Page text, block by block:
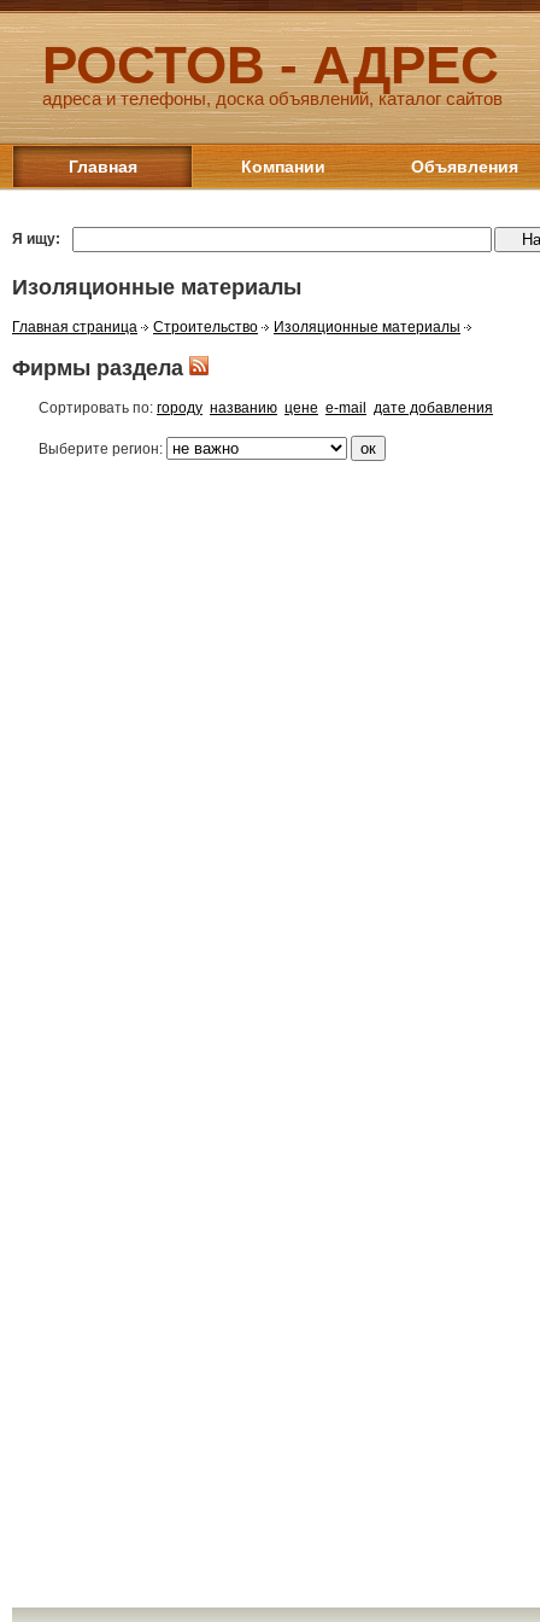
РОСТОВ - АДРЕС
адреса и телефоны, доска объявлений, каталог сайтов
Главная Компании Объявления
Я ищу:
Изоляционные материалы
Главная страница Строительство Изоляционные материалы
Фирмы раздела
Сортировать по: городу названию цене e-mail дате добавления
Выберите регион: